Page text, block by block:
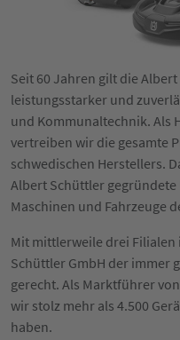
Seit 60 Jahren gilt die
leistungsstarker und
und Kommunaltechnik. Als
vertreiben wir die gesamte
schwedischen Herstellers.
Albert Schüttler
Maschinen und Fahrzeuge
Mit mittlerweile drei
Schüttler GmbH der immer
gerecht. Als Marktführer
wir stolz mehr als 4.500
haben.